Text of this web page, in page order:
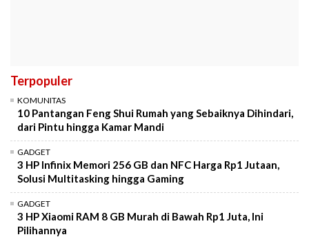
Terpopuler
KOMUNITAS
10 Pantangan Feng Shui Rumah yang Sebaiknya Dihindari,
dari Pintu hingga Kamar Mandi
GADGET
3 HP Infinix Memori 256 GB dan NFC Harga Rp1 Jutaan,
Solusi Multitasking hingga Gaming
GADGET
3 HP Xiaomi RAM 8 GB Murah di Bawah Rp1 Juta, Ini
Pilihannya